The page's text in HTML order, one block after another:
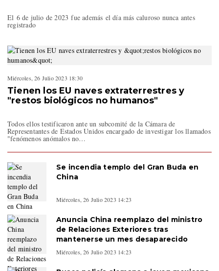
El 6 de julio de 2023 fue además el día más caluroso nunca antes
registrado
Miércoles, 26 Julio 2023 18:30
Tienen los EU naves extraterrestres y
"restos biológicos no humanos"
Todos ellos testificaron ante un subcomité de la Cámara de
Representantes de Estados Unidos encargado de investigar los llamados
"fenómenos anómalos no…
Se incendia templo del Gran Buda en
China
Miércoles, 26 Julio 2023 14:23
Anuncia China reemplazo del ministro
de Relaciones Exteriores tras
mantenerse un mes desaparecido
Miércoles, 26 Julio 2023 14:23